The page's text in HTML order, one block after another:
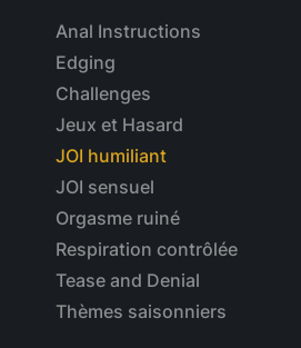
Anal Instructions
Edging
Challenges
Jeux et Hasard
JOI humiliant
JOI sensuel
Orgasme ruiné
Respiration contrôlée
Tease and Denial
Thèmes saisonniers